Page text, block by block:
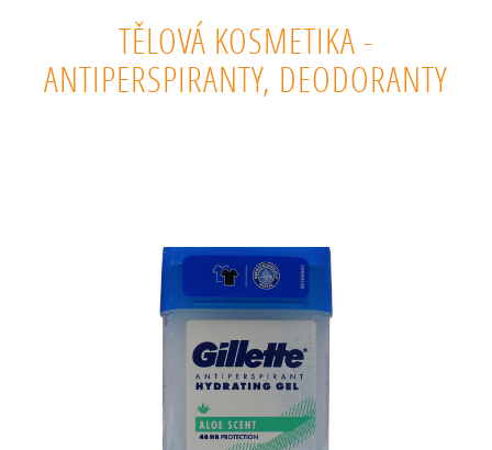
TĚLOVÁ KOSMETIKA -
ANTIPERSPIRANTY, DEODORANTY